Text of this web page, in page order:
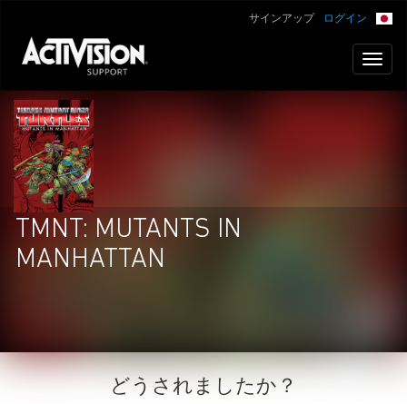
ログイン
サインアップ
TMNT: MUTANTS IN
MANHATTAN
どうされましたか？